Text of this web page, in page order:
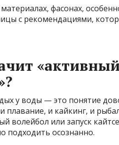
фасонах,
с рекомендациями,
у воды — это понятие
плавание, и кайкинг, и
волейбол или запуск
подходить осознанно.